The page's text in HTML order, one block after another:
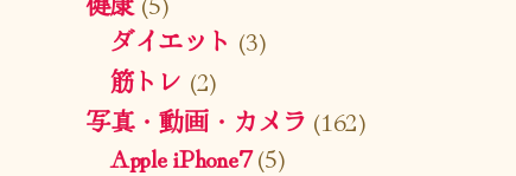
ダイエット (3)
筋トレ (2)
写真・動画・カメラ (162)
Apple iPhone7(5)